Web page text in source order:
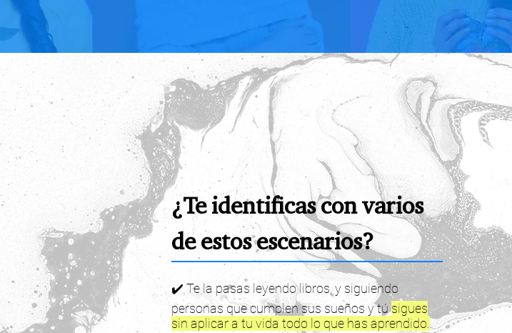
¿Te identificas con varios
de estos escenarios?
✔️ Te la pasas leyendo libros, y siguiendo
personas que cumplen sus sueños y túsigues
sin aplicar a tu vida todo lo que has aprendido.